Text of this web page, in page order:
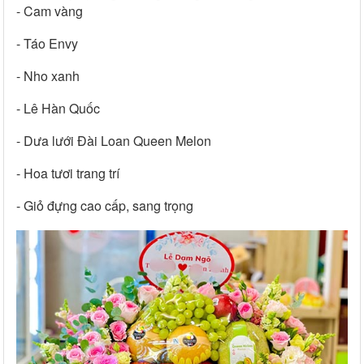
- Cam vàng
- Táo Envy
- Nho xanh
- Lê Hàn Quốc
- Dưa lưới Đài Loan Queen Melon
- Hoa tươi trang trí
- Giỏ đựng cao cấp, sang trọng